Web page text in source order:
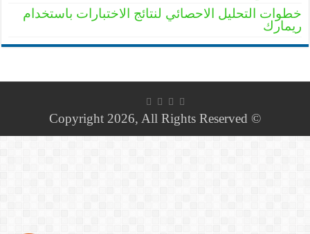
خطوات التحليل الاحصائي لنتائج الاختبارات باستخدام
ريمارك
© Copyright 2026, All Rights Reserved